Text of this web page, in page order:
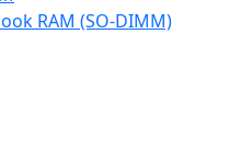
RAM (SO-DIMM)